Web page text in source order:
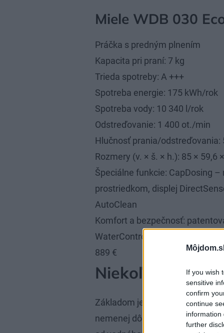
If you wish
sensitive
confirm
continue
information
further
Miele WDB 030
Práčka s predným plnením
Kapacita pri praní: 7 kg
Trieda spotreby: A +++
Spotreba energie: 175 kWh/rok
Spotreba vody: 10 340 l/rok
Odstreďovanie: 1 400 ot./min
Hlučnosť prania/odstreďovania:
Rozmery (v. × š. × h.): 85 × 59,6
Špeciálne funkcie: CapDosing
prostriedkom, displej
AutoClean
Komfort a bezpečnosť:
WaterControl, množstevná
889 €
Niekoľko zásad
Základom je výber správnej
nemenej dôležitý čas. O práčku